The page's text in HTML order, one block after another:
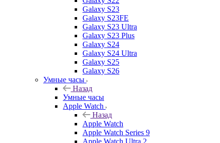
Galaxy S23
Galaxy S23FE
Galaxy S23 Ultra
Galaxy S23 Plus
Galaxy S24
Galaxy S24 Ultra
Galaxy S25
Galaxy S26
Умные часы
Назад
Умные часы
Apple Watch
Назад
Apple Watch
Apple Watch Series 9
Apple Watch Ultra 2